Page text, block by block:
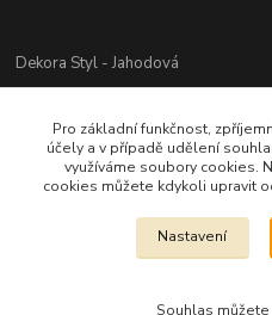
Dekora Styl - Jahodová
721312944
info@zbozi-darky.cz
Pro základní funkčnost,
účely a v případě udělení
využíváme soubory cookies.
cookies můžete kdykoli upravit
Nastavení
Souhlas